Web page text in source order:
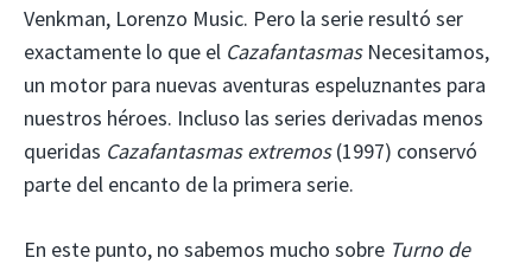
Venkman, Lorenzo Music. Pero la serie resultó ser
exactamente lo que el CazafantasmasNecesitamos,
un motor para nuevas aventuras espeluznantes para
nuestros héroes. Incluso las series derivadas menos
queridas Cazafantasmas extremos(1997) conservó
parte del encanto de la primera serie.
En este punto, no sabemos mucho sobre Turno de